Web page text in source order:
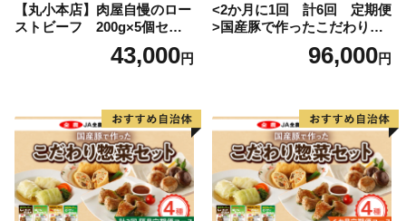
【丸小本店】肉屋自慢のロー
ストビーフ 200g×5個セッ
43,000円
<2か月に1回 計6回 定期便
>国産豚で作ったこだわり惣
96,000円